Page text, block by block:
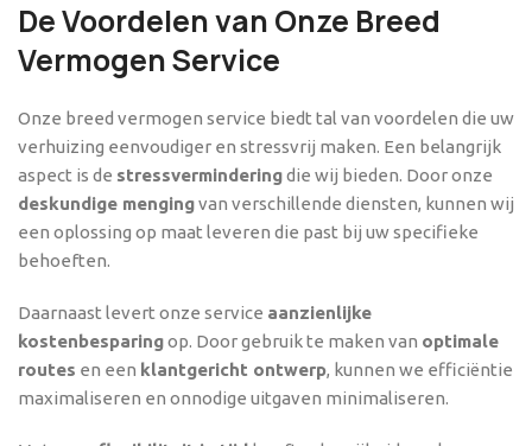
De Voordelen van Onze Breed
Vermogen Service
Onze breed vermogen service biedt tal van voordelen die uw
verhuizing eenvoudiger en stressvrij maken. Een belangrijk
aspect is de stressverminderingdie wij bieden. Door onze
deskundige mengingvan verschillende diensten, kunnen wij
een oplossing op maat leveren die past bij uw specifieke
behoeften.
Daarnaast levert onze service aanzienlijke
kostenbesparingop. Door gebruik te maken van optimale
routes en een klantgericht ontwerp, kunnen we efficiëntie
maximaliseren en onnodige uitgaven minimaliseren.